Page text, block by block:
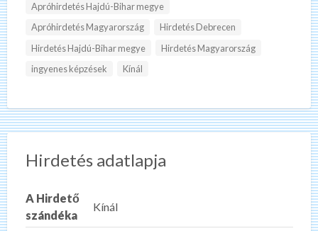
Apróhirdetés Hajdú-Bihar megye
Apróhirdetés Magyarország
Hirdetés Debrecen
Hirdetés Hajdú-Bihar megye
Hirdetés Magyarország
ingyenes képzések
Kínál
Hirdetés adatlapja
A Hirdető
szándéka
Kínál